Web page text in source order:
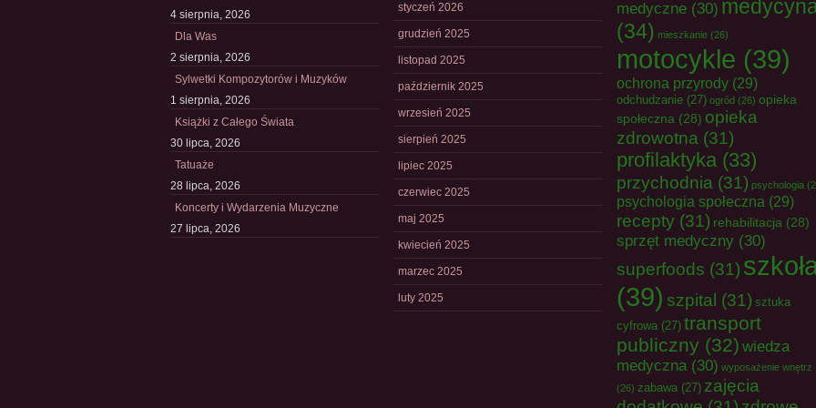
4 sierpnia, 2026
Dla Was
2 sierpnia, 2026
Sylwetki Kompozytorów i Muzyków
1 sierpnia, 2026
Książki z Całego Świata
30 lipca, 2026
Tatuaże
28 lipca, 2026
Koncerty i Wydarzenia Muzyczne
27 lipca, 2026
styczeń 2026
grudzień 2025
listopad 2025
październik 2025
wrzesień 2025
sierpień 2025
lipiec 2025
czerwiec 2025
maj 2025
kwiecień 2025
marzec 2025
luty 2025
medyczne (30)
(34) mieszkanie (26)
motocykle (39)
ochrona przyrody (29)
odchudzanie (27) ogród (26) opieka
społeczna (28) opieka
zdrowotna (31)
profilaktyka (33)
przychodnia (31) psychologia
psychologia społeczna (29)
recepty (31) rehabilitacja (28)
sprzęt medyczny (30)
superfoods (31)
(39) szpital (31) sztuka
cyfrowa (27) transport
publiczny (32) wiedza
medyczna(30) wyposażenie wnętrz
(26) zabawa (27) zajęcia